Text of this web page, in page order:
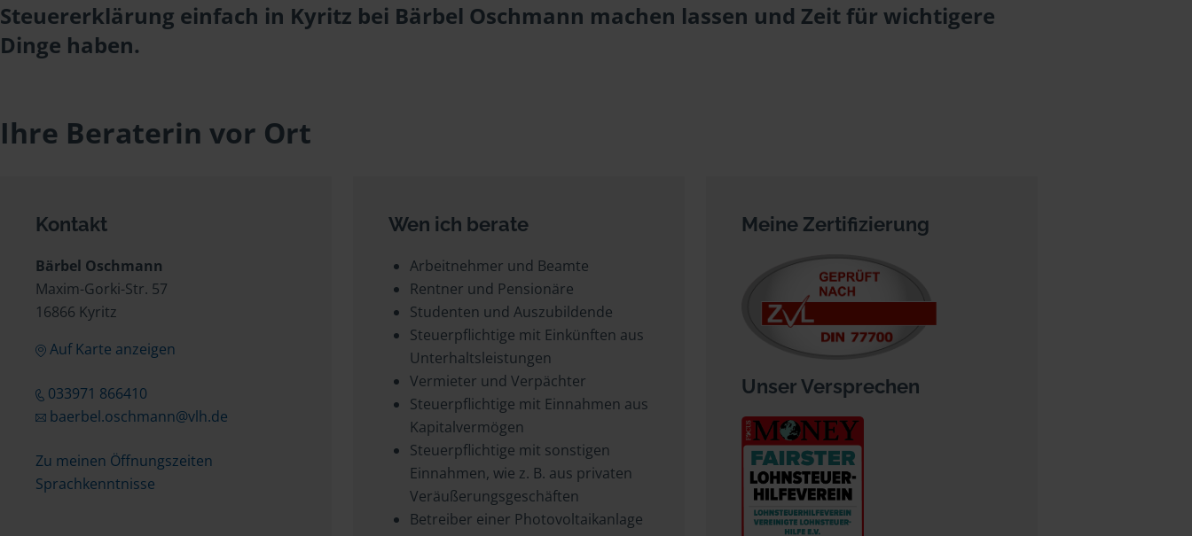
Steuererklärung einfach in Kyritz bei Bärbel Oschmann machen lassen und Zeit für wichtigere
Dinge haben.
Ihre Beraterin vor Ort
Kontakt
Bärbel Oschmann
Maxim-Gorki-Str. 57
16866 Kyritz
Auf Karte anzeigen
033971 866410
baerbel.oschmann@vlh.de
Zu meinen Öffnungszeiten
Sprachkenntnisse
Wen ich berate
Arbeitnehmer und Beamte
Rentner und Pensionäre
Studenten und Auszubildende
Steuerpflichtige mit Einkünften aus
Unterhaltsleistungen
Vermieter und Verpächter
Steuerpflichtige mit Einnahmen aus
Kapitalvermögen
Steuerpflichtige mit sonstigen
Einnahmen, wie z. B. aus privaten
Veräußerungsgeschäften
Betreiber einer Photovoltaikanlage
Meine Zertifizierung
Unser Versprechen